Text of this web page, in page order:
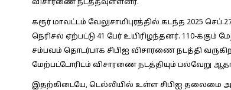
விசாரணை நடத்தவுள்ளனர்.
கரூர் மாவட்டம் வேலுசாமிபுரத்தில் கடந்த 2025
நெரிசல் ஏற்பட்டு 41 பேர் உயிரிழந்தனர். 110-
சம்பவம் தொடர்பாக சிபிஐ விசாரணை நடத்தி
மேற்பட்டோரிடம் விசாரணை நடத்தியும் பல்வேறு
இதற்கிடையே, டெல்லியில் உள்ள சிபிஐ தலைமை